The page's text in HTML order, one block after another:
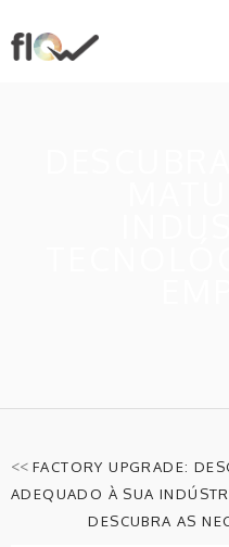
<< FACTORY UPGRADE:
ADEQUADO À SUA
DESCUBRA AS